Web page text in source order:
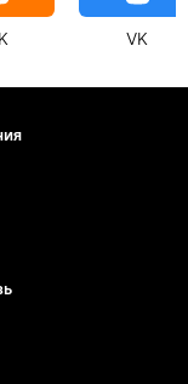
VK